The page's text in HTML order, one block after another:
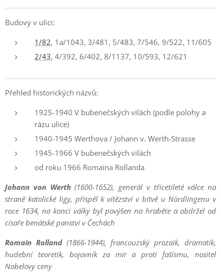
Budovy v ulici:
1/82, 1a/1043, 3/481, 5/483, 7/546, 9/522, 11/605
2/43, 4/392, 6/402, 8/1137, 10/593, 12/621
Přehled historických názvů:
1925-1940 V bubenečských vilách (podle polohy a
rázu ulice)
1940-1945 Werthova / Johann v. Werth-Strasse
1945-1966 V bubenečských vilách
od roku 1966 Romaina Rollanda
Johann von Werth(1600-1652), generál v třicetileté válce na
straně katolické ligy, přispěl k vítězství v bitvě u Nördlingenu v
roce 1634, na konci války byl povýšen na hraběte a obdržel od
císaře benátské panství v Čechách
Romain Rolland(1866-1944), francouzský prozaik, dramatik,
hudební teoretik, bojovník za mír a proti fašismu, nositel
Nobelovy ceny